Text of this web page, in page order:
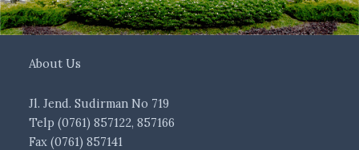
About Us
Jl. Jend. Sudirman No 719
Telp (0761) 857122, 857166
Fax (0761) 857141